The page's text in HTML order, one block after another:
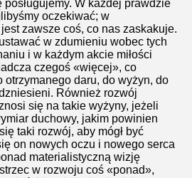
W każdej prawdzie
oczekiwać; w
zawsze coś, co nas zaskakuje.
w zdumieniu wobec tych
i w każdym akcie miłości
czegoś «więcej», co
otrzymanego daru, do wyżyn, do
Również rozwój
się na takie wyżyny, jeżeli
duchowy, jakim powinien
taki rozwój, aby mógł być
on nowych oczu i nowego serca
materialistyczną wizję
w rozwoju coś «ponad»,